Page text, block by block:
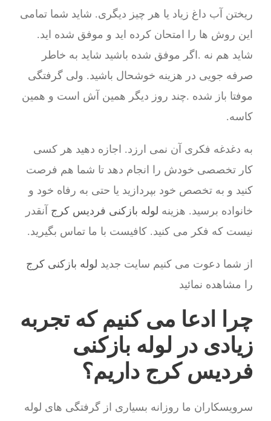
ریختن آب داغ زیاد یا هر چیز دیگری. شاید شما تمامی
این روش ها را امتحان کرده اید و موفق شده اید.
شاید هم نه .اگر موفق شده باشید شاید به خاطر
صرفه جویی در هزینه خوشحال باشید. ولی گرفتگی
موفتا باز شده .چند روز دیگر همین آش است و همین
کاسه.
به دغدغه فکری آن نمی ارزد. اجازه دهید هر کسی
کار تخصصی خودش را انجام دهد تا شما هم فرصت
کنید و به تخصص خود بپردازید یا حتی به رفاه خود و
خانواده برسید. هزینه لوله بازکنی فردیس کرج آنقدر
نیست که فکر می کنید. کافیست با ما تماس بگیرید.
از شما دعوت می کنیم سایت جدید لوله بازکنی کرج
را مشاهده نمائید
چرا ادعا می کنیم که تجربه
زیادی در لوله بازکنی
فردیس کرج داریم؟
سرویسکاران ما روزانه بسیاری از گرفتگی های لوله